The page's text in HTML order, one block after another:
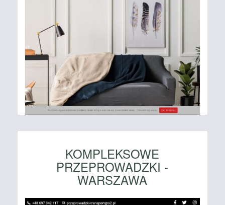
KOMPLEKSOWE
PRZEPROWADZKI -
WARSZAWA